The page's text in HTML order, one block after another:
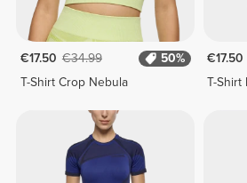
€17.50 €34.99
50%
T-Shirt Crop Nebula
€17.50
T-Shirt